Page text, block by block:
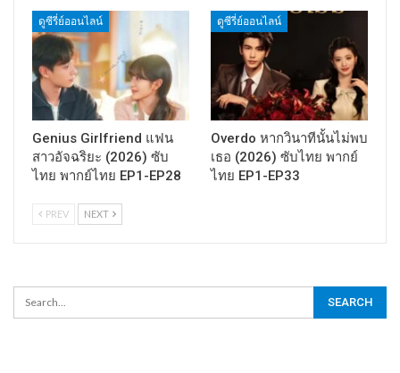
ดูซีรี่ย์ออนไลน์
Genius Girlfriend แฟน
สาวอัจฉริยะ (2026) ซับ
ไทย พากย์ไทย EP1-EP28
ดูซีรี่ย์ออนไลน์
Overdo หากวินาทีนั้นไม่พบ
เธอ (2026) ซับไทย พากย์
ไทย EP1-EP33
PREV NEXT